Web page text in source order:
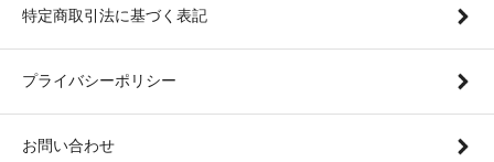
特定商取引法に基づく表記
プライバシーポリシー
お問い合わせ